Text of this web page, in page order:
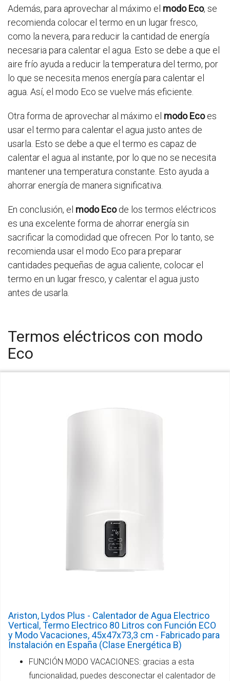
Además, para aprovechar al máximo el modo Eco, se
recomienda colocar el termo en un lugar fresco,
como la nevera, para reducir la cantidad de energía
necesaria para calentar el agua. Esto se debe a que el
aire frío ayuda a reducir la temperatura del termo, por
lo que se necesita menos energía para calentar el
agua. Así, el modo Eco se vuelve más eficiente.
Otra forma de aprovechar al máximo el modo Ecoes
usar el termo para calentar el agua justo antes de
usarla. Esto se debe a que el termo es capaz de
calentar el agua al instante, por lo que no se necesita
mantener una temperatura constante. Esto ayuda a
ahorrar energía de manera significativa.
En conclusión, el modo Ecode los termos eléctricos
es una excelente forma de ahorrar energía sin
sacrificar la comodidad que ofrecen. Por lo tanto, se
recomienda usar el modo Eco para preparar
cantidades pequeñas de agua caliente, colocar el
termo en un lugar fresco, y calentar el agua justo
antes de usarla.
Termos eléctricos con modo
Eco
Ariston, Lydos Plus - Calentador de Agua Electrico
Vertical, Termo Electrico 80 Litros con Función ECO
y Modo Vacaciones, 45x47x73,3 cm - Fabricado para
Instalación en España (Clase Energética B)
FUNCIÓN MODO VACACIONES: gracias a esta
funcionalidad, puedes desconectar el calentador de